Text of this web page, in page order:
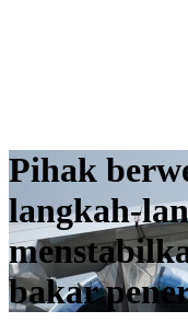
Pihak
langkah-
bakar